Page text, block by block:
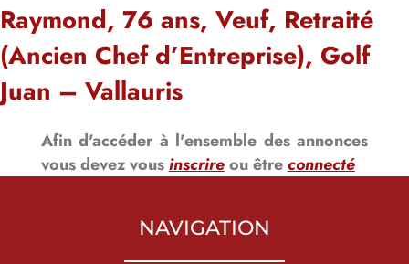
Raymond, 76 ans, Veuf, Retraité
(Ancien Chef d’Entreprise), Golf
Juan – Vallauris
Afin d'accéder à l'ensemble des annonces
vous devez vousinscrireou êtreconnecté
NAVIGATION